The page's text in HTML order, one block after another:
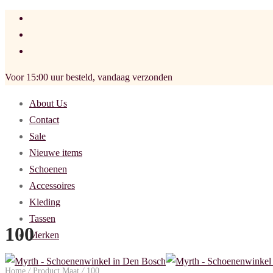
Voor 15:00 uur besteld, vandaag verzonden
About Us
Contact
Sale
Nieuwe items
Schoenen
Accessoires
Kleding
Tassen
Merken
100
Home /Product Maat /100